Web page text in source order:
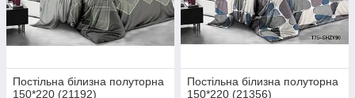
Постільна білизна полуторна
150*220 (21192)
Постільна білизна полуторна
150*220 (21356)